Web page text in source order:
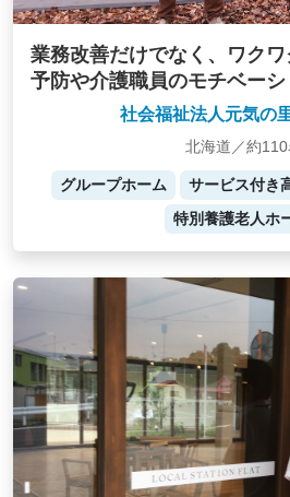
業務改善だけでなく、ワク
予防や介護職員のモチベー
社会福祉法人元気の
北海道／約110
グループホーム サービス付き
特別養護老人ホ